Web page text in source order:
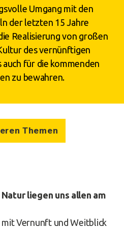
Umgang mit den
der letzten 15 Jahre
Realisierung von großen
des vernünftigen
für die kommenden
zu bewahren.
Themen
liegen uns allen am
Vernunft und Weitblick